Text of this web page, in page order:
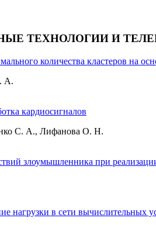
ТЕХНОЛОГИИ И
количества кластеров на
А.
кардиосигналов
С. А., Лифанова О. Н.
злоумышленника при
нагрузки в сети вычислительных